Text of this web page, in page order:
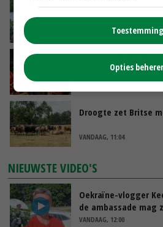
Oekraïne-vlogger
de ambassade mag
VANDAAG, 12:00
Ministerie zoekt
mee willen denken
Droogte zet Britse
VANDAAG, 11:04
NIEUWSTE VIDEO'S
Oekraïne-vlogger
de ambassade mag
VANDAAG, 12:00
Toestemming
Opties